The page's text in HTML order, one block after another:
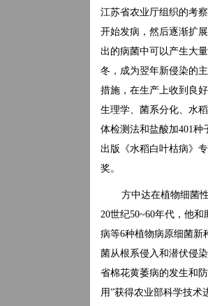
江苏省农业厅组织的考
开始发病，然后逐渐扩
出的病菌中可以产生大
冬，成为翌年新侵染的
措施，在生产上收到良
生理学、菌系分化、水
体检测法和盐酸加401种
出版《水稻白叶枯病》
奖。
方中达在植物细菌
20世纪50~60年代，他
病等6种植物病原细菌新
菌从根系侵入和潜伏侵
省棉花黄萎病的发生和
用”获得农业部科学技术